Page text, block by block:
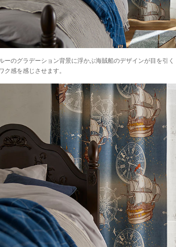
ーのグラデーション背景に浮かぶ海賊船のデザインが目を引
ク感を感じさせます。